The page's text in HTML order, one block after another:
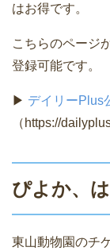
はお得です。
こちらのページ
登録可能です。
▶ デイリーPlus
（https://
ぴよか、
東山動物園のチ